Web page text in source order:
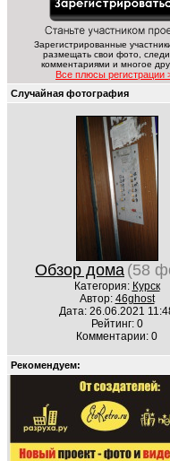
Зарегистрированные
размещать свои фото,
комментариями и многое
Все плюсы регистрации
Случайная фотография
Обзор дома (58
Категория: Курск
Автор: 46ghost
Дата: 26.06.2021
Рейтинг: 0
Комментарии: 0
Рекомендуем: